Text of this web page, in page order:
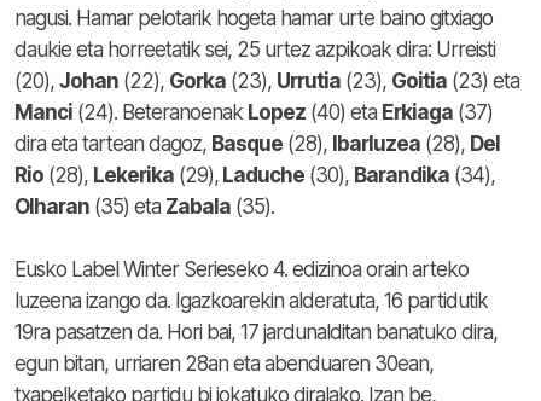
nagusi. Hamar pelotarik hogeta hamar urte baino gitxiago
daukie eta horreetatik sei, 25 urtez azpikoak dira: Urreisti
(20), Johan (22), Gorka (23), Urrutia (23), Goitia (23) eta
Manci (24). Beteranoenak Lopez (40) eta Erkiaga (37)
dira eta tartean dagoz, Basque (28), Ibarluzea (28), Del
Rio (28), Lekerika (29), Laduche (30), Barandika (34),
Olharan (35) eta Zabala (35).
Eusko Label Winter Serieseko 4. edizinoa orain arteko
luzeena izango da. Igazkoarekin alderatuta, 16 partidutik
19ra pasatzen da. Hori bai, 17 jardunalditan banatuko dira,
egun bitan, urriaren 28an eta abenduaren 30ean,
txapelketako partidu bi jokatuko diralako. Izan be,